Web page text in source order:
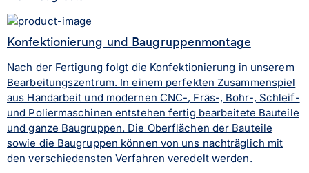
Konfektionierung und Baugruppenmontage
Nach der Fertigung folgt die Konfektionierung in unserem
Bearbeitungszentrum. In einem perfekten Zusammenspiel
aus Handarbeit und modernen CNC-, Fräs-, Bohr-, Schleif-
und Poliermaschinen entstehen fertig bearbeitete Bauteile
und ganze Baugruppen. Die Oberflächen der Bauteile
sowie die Baugruppen können von uns nachträglich mit
den verschiedensten Verfahren veredelt werden.